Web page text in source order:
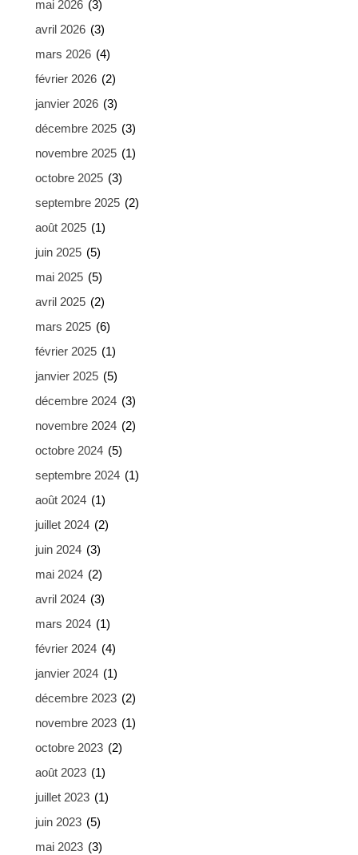
mai 2026 (3)
avril 2026 (3)
mars 2026 (4)
février 2026 (2)
janvier 2026 (3)
décembre 2025 (3)
novembre 2025 (1)
octobre 2025 (3)
septembre 2025 (2)
août 2025 (1)
juin 2025 (5)
mai 2025 (5)
avril 2025 (2)
mars 2025 (6)
février 2025 (1)
janvier 2025 (5)
décembre 2024 (3)
novembre 2024 (2)
octobre 2024 (5)
septembre 2024 (1)
août 2024 (1)
juillet 2024 (2)
juin 2024 (3)
mai 2024 (2)
avril 2024 (3)
mars 2024 (1)
février 2024 (4)
janvier 2024 (1)
décembre 2023 (2)
novembre 2023 (1)
octobre 2023 (2)
août 2023 (1)
juillet 2023 (1)
juin 2023 (5)
mai 2023 (3)